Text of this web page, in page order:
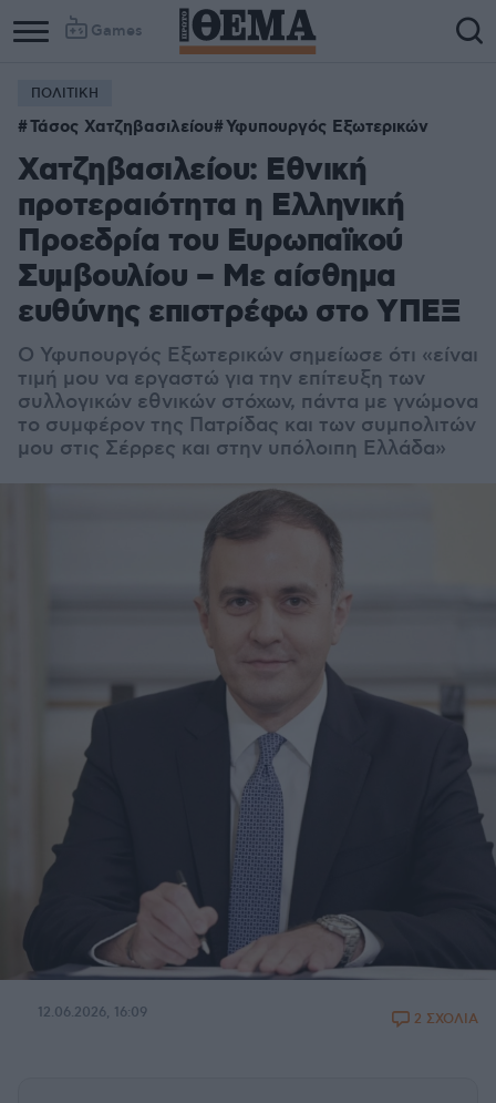
Games
ΠΟΛΙΤΙΚΗ
Τάσος Χατζηβασιλείου Υφυπουργός Εξωτερικών
Χατζηβασιλείου: Εθνική
προτεραιότητα η Ελληνική
Προεδρία του Ευρωπαϊκού
Συμβουλίου – Με αίσθημα
ευθύνης επιστρέφω στο ΥΠΕΞ
O Υφυπουργός Εξωτερικών σημείωσε ότι «είναι
τιμή μου να εργαστώ για την επίτευξη των
συλλογικών εθνικών στόχων, πάντα με γνώμονα
το συμφέρον της Πατρίδας και των συμπολιτών
μου στις Σέρρες και στην υπόλοιπη Ελλάδα»
12.06.2026, 16:09 2 ΣΧΟΛΙΑ